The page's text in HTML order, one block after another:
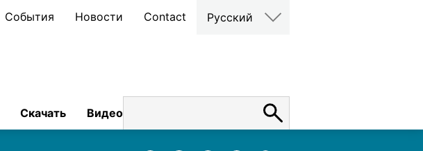
События Новости Contact Русский
Скачать Видео